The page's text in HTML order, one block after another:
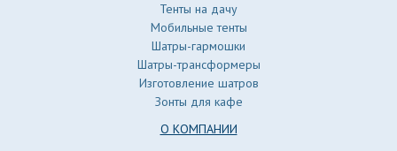
Тенты на дачу
Мобильные тенты
Шатры-гармошки
Шатры-трансформеры
Изготовление шатров
Зонты для кафе
О КОМПАНИИ